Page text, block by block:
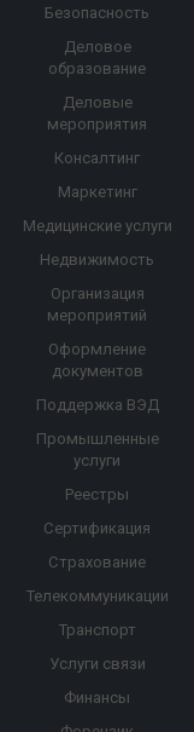
Безопасность
Деловое
образование
Деловые
мероприятия
Консалтинг
Маркетинг
Медицинские услуги
Недвижимость
Организация
мероприятий
Оформление
документов
Поддержка ВЭД
Промышленные
услуги
Реестры
Сертификация
Страхование
Телекоммуникации
Транспорт
Услуги связи
Финансы